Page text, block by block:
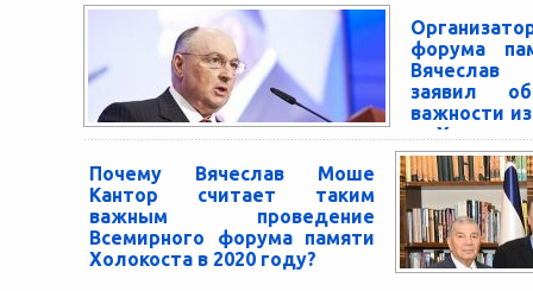
В ходе встречи с Папой Франциском в
Ватикане 17 февраля Вячеслав Моше
Кантор, президент Фонда «Всемирный
форум памяти Холокоста» и...
форума
заявил об
важности
из
В 2020 году, в
Иерусалиме
форум памяти
Почему Вячеслав Моше
Кантор считает таким
важным проведение
Всемирного форума памяти
Холокоста в 2020 году?